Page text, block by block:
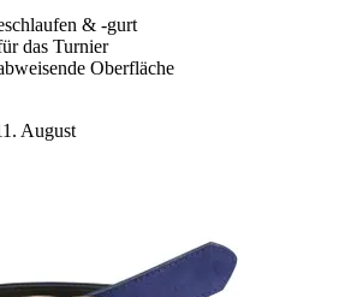
& -gurt
das Turnier
Oberfläche
August